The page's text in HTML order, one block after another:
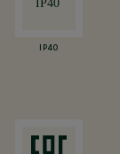
IP40